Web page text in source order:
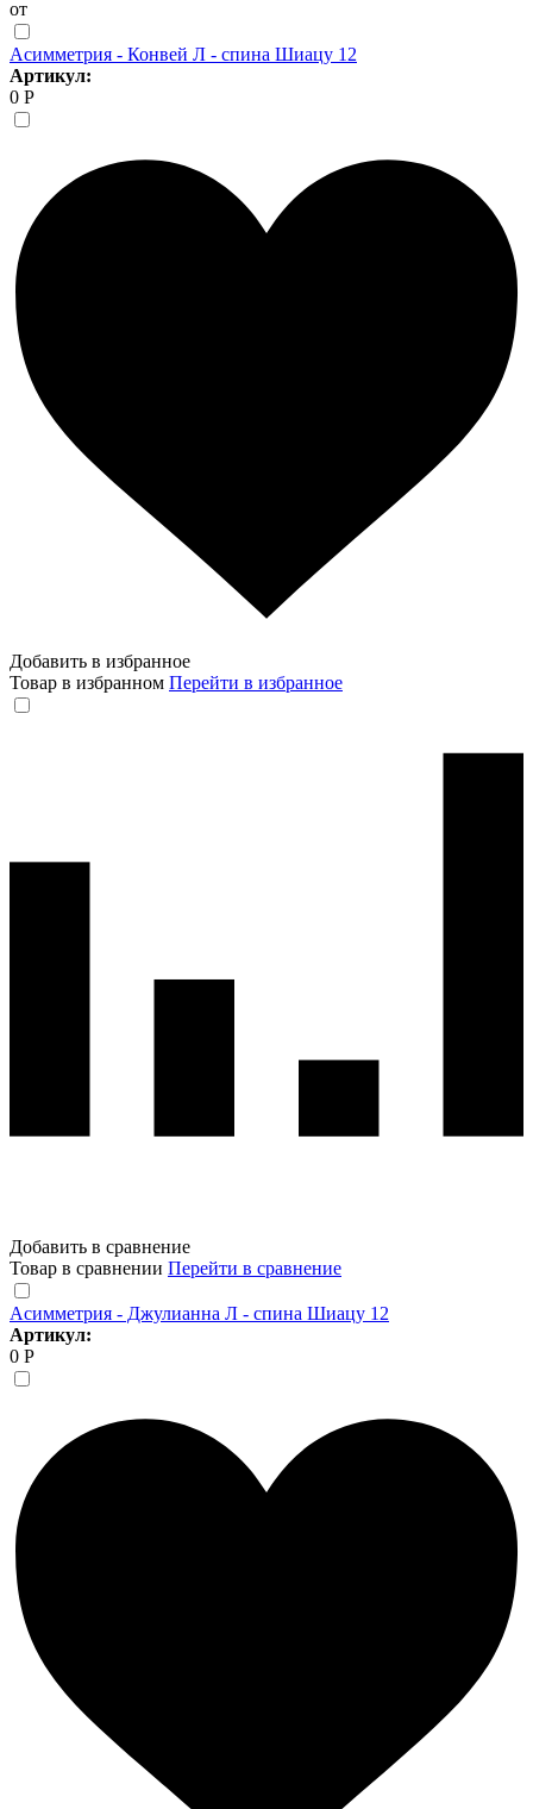
от
Асимметрия - Конвей Л - спина Шиацу 12
Артикул:
0 Р
Добавить в избранное
Товар в избранном Перейти в избранное
Добавить в сравнение
Товар в сравнении Перейти в сравнение
Асимметрия - Джулианна Л - спина Шиацу 12
Артикул:
0 Р